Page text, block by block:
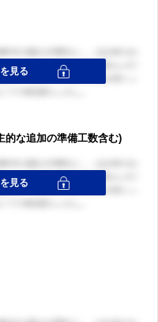
的な追加の準備工数含む)